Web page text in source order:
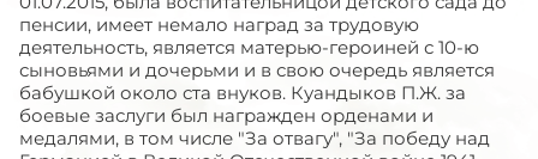
пенсии, имеет немало наград за трудовую
деятельность, является матерью-героиней с 10-ю
сыновьями и дочерьми и в свою очередь является
бабушкой около ста внуков. Куандыков П.Ж. за
боевые заслуги был награжден орденами и
медалями, в том числе "За отвагу", "За победу над